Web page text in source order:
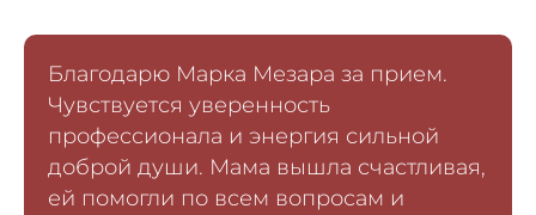
Благодарю Марка Мезара за прием.
Чувствуется уверенность
профессионала и энергия сильной
доброй души. Мама вышла счастливая,
ей помогли по всем вопросам и